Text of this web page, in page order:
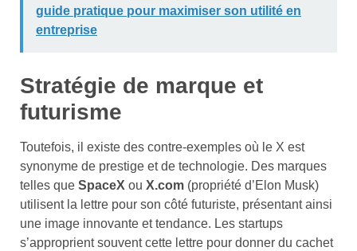
guide pratique pour maximiser son utilité en
entreprise
Stratégie de marque et
futurisme
Toutefois, il existe des contre-exemples où le X est
synonyme de prestige et de technologie. Des marques
telles que SpaceX ou X.com (propriété d’Elon Musk)
utilisent la lettre pour son côté futuriste, présentant ainsi
une image innovante et tendance. Les startups
s’approprient souvent cette lettre pour donner du cachet